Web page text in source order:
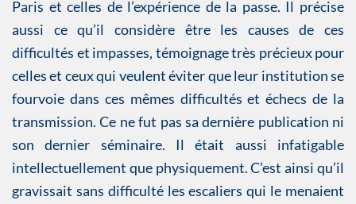
Paris et celles de l’expérience de la passe. Il précise
aussi ce qu’il considère être les causes de ces
difficultés et impasses, témoignage très précieux pour
celles et ceux qui veulent éviter que leur institution se
fourvoie dans ces mêmes difficultés et échecs de la
transmission. Ce ne fut pas sa dernière publication ni
son dernier séminaire. Il était aussi infatigable
intellectuellement que physiquement. C’est ainsi qu’il
gravissait sans difficulté les escaliers qui le menaient